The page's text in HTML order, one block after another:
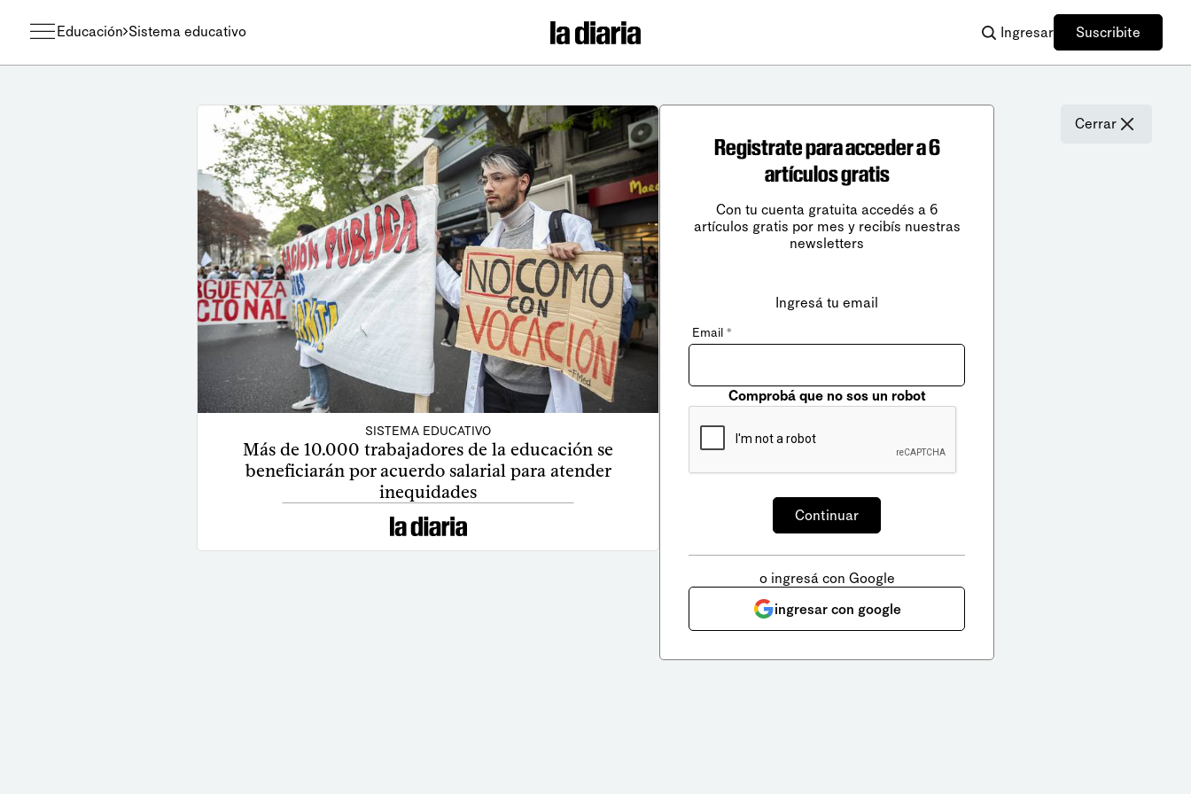
Educación Sistema educativo Ingresar Suscribite
SISTEMA EDUCATIVO
Más de 10.000 trabajadores de la educación se
beneficiarán por acuerdo salarial para atender
inequidades
Cerrar
Registrate para acceder a 6
artículos gratis
Con tu cuenta gratuita accedés a 6
artículos gratis por mes y recibís nuestras
newsletters
Ingresá tu email
Email *
Comprobá que no sos un robot
o ingresá con Google
ingresar con google